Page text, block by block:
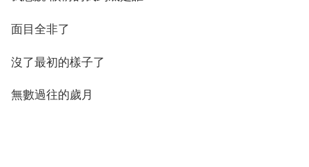
面目全非了
沒了最初的樣子了
無數過往的歲月